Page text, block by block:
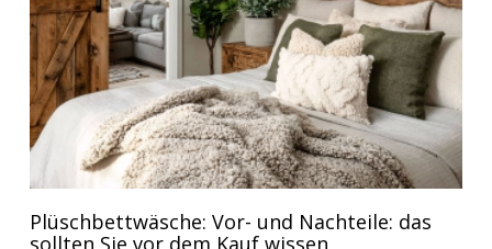
Plüschbettwäsche: Vor- und Nachteile: das
sollten Sie vor dem Kauf wissen